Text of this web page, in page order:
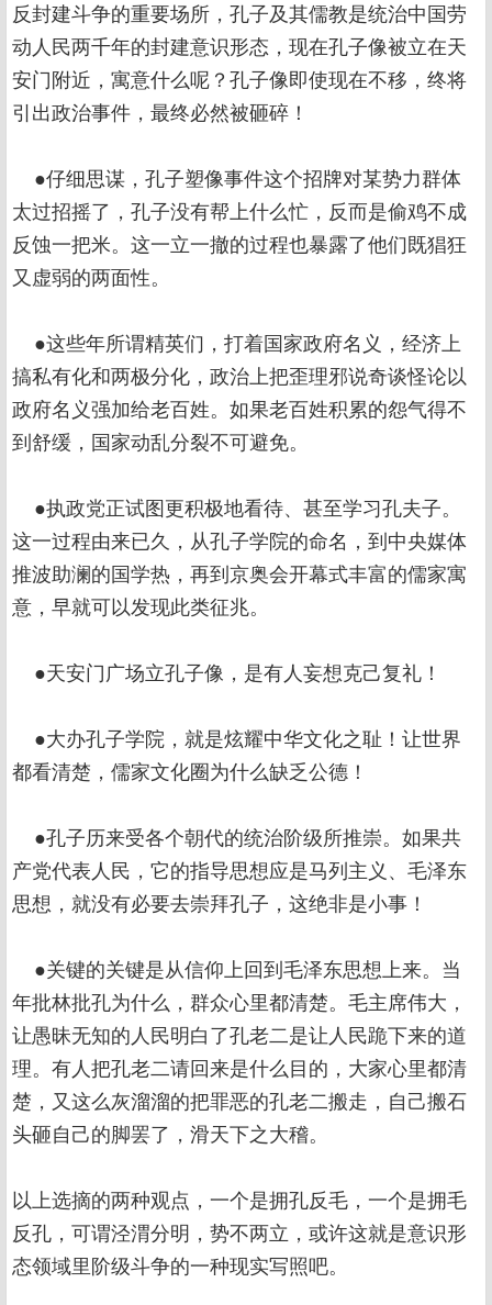
反封建斗争的重要场所，孔子及其儒教是统治中国劳
动人民两千年的封建意识形态，现在孔子像被立在天
安门附近，寓意什么呢？孔子像即使现在不移，终将
引出政治事件，最终必然被砸碎！
●仔细思谋，孔子塑像事件这个招牌对某势力群体
太过招摇了，孔子没有帮上什么忙，反而是偷鸡不成
反蚀一把米。这一立一撤的过程也暴露了他们既猖狂
又虚弱的两面性。
●这些年所谓精英们，打着国家政府名义，经济上
搞私有化和两极分化，政治上把歪理邪说奇谈怪论以
政府名义强加给老百姓。如果老百姓积累的怨气得不
到舒缓，国家动乱分裂不可避免。
●执政党正试图更积极地看待、甚至学习孔夫子。
这一过程由来已久，从孔子学院的命名，到中央媒体
推波助澜的国学热，再到京奥会开幕式丰富的儒家寓
意，早就可以发现此类征兆。
●天安门广场立孔子像，是有人妄想克己复礼！
●大办孔子学院，就是炫耀中华文化之耻！让世界
都看清楚，儒家文化圈为什么缺乏公德！
●孔子历来受各个朝代的统治阶级所推崇。如果共
产党代表人民，它的指导思想应是马列主义、毛泽东
思想，就没有必要去崇拜孔子，这绝非是小事！
●关键的关键是从信仰上回到毛泽东思想上来。当
年批林批孔为什么，群众心里都清楚。毛主席伟大，
让愚昧无知的人民明白了孔老二是让人民跪下来的道
理。有人把孔老二请回来是什么目的，大家心里都清
楚，又这么灰溜溜的把罪恶的孔老二搬走，自己搬石
头砸自己的脚罢了，滑天下之大稽。
以上选摘的两种观点，一个是拥孔反毛，一个是拥毛
反孔，可谓泾渭分明，势不两立，或许这就是意识形
态领域里阶级斗争的一种现实写照吧。